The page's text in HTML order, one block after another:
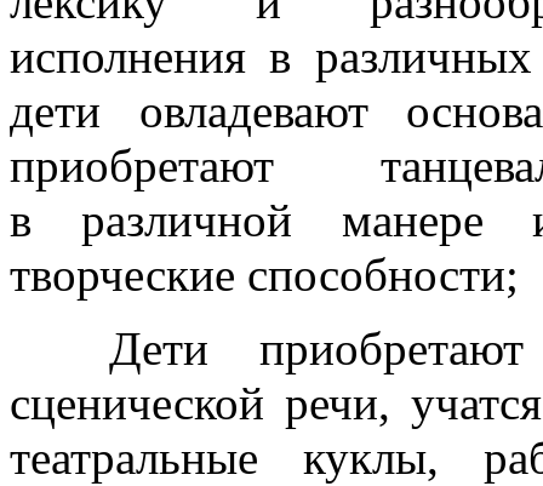
исполненияв различных
дети овладевают
приобретают
в различной манере
творческие способности;
Дети приобретают
сценической речи,
театральные куклы,